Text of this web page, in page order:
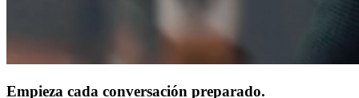
Empieza cada conversación preparado.